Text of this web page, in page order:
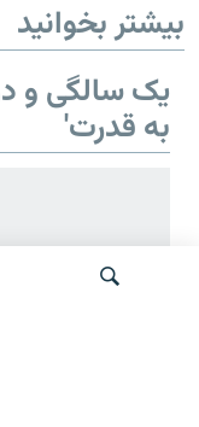
بیشتر بخوانید
یک سالگی و
به قدرت'